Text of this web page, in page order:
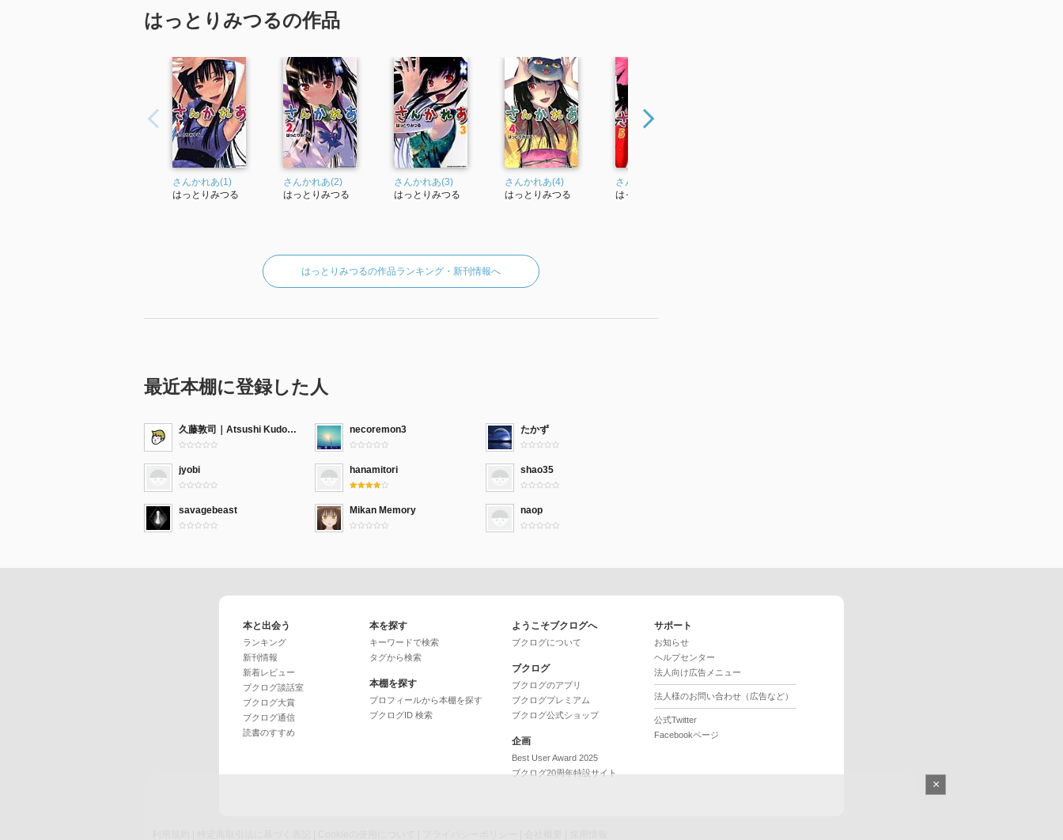
はっとりみつるの作品
さんかれあ(1)
はっとりみつる
さんかれあ(2)
はっとりみつる
さんかれあ(3)
はっとりみつる
さんかれあ(4)
はっとりみつる
さんかれあ(5)
はっとりみつる
はっとりみつるの作品ランキング・新刊情報へ
最近本棚に登録した人
久藤敦司｜Atsushi Kudo（Designer） necoremon3 たかず
jyobi hanamitori shao35
savagebeast Mikan Memory naop
本と出会う
ランキング
新刊情報
新着レビュー
ブクログ談話室
ブクログ大賞
ブクログ通信
読書のすすめ
本を探す
キーワードで検索
タグから検索
本棚を探す
プロフィールから本棚を探す
ブクログID 検索
ようこそブクログへ
ブクログについて
ブクログ
ブクログのアプリ
ブクログプレミアム
ブクログ公式ショップ
企画
Best User Award 2025
ブクログ20周年特設サイト
サポート
お知らせ
ヘルプセンター
法人向け広告メニュー
法人様のお問い合わせ（広告など）
公式Twitter
Facebookページ
×